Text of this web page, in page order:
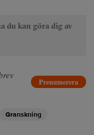
du kan göra dig av
Prenumerera
Granskning